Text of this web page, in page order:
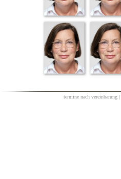
termine nach vereinbarung|